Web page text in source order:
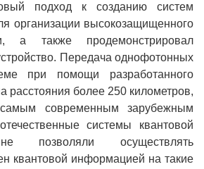
подход к созданию систем
организации высокозащищенного
а также продемонстрировал
Передача однофотонных
при помощи разработанного
расстояния более 250 километров,
современным зарубежным
системы квантовой
позволяли осуществлять
квантовой информацией на такие